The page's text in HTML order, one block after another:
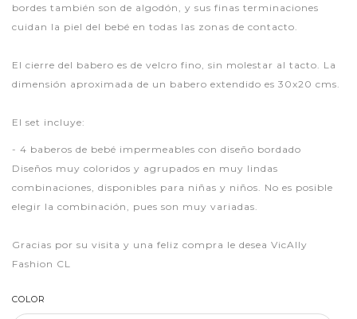
bordes también son de algodón, y sus finas terminaciones
cuidan la piel del bebé en todas las zonas de contacto.
El cierre del babero es de velcro fino, sin molestar al tacto. La
dimensión aproximada de un babero extendido es 30x20 cms.
El set incluye:
- 4 baberos de bebé impermeables con diseño bordado
Diseños muy coloridos y agrupados en muy lindas
combinaciones, disponibles para niñas y niños. No es posible
elegir la combinación, pues son muy variadas.
Gracias por su visita y una feliz compra le desea VicAlly
Fashion CL
COLOR